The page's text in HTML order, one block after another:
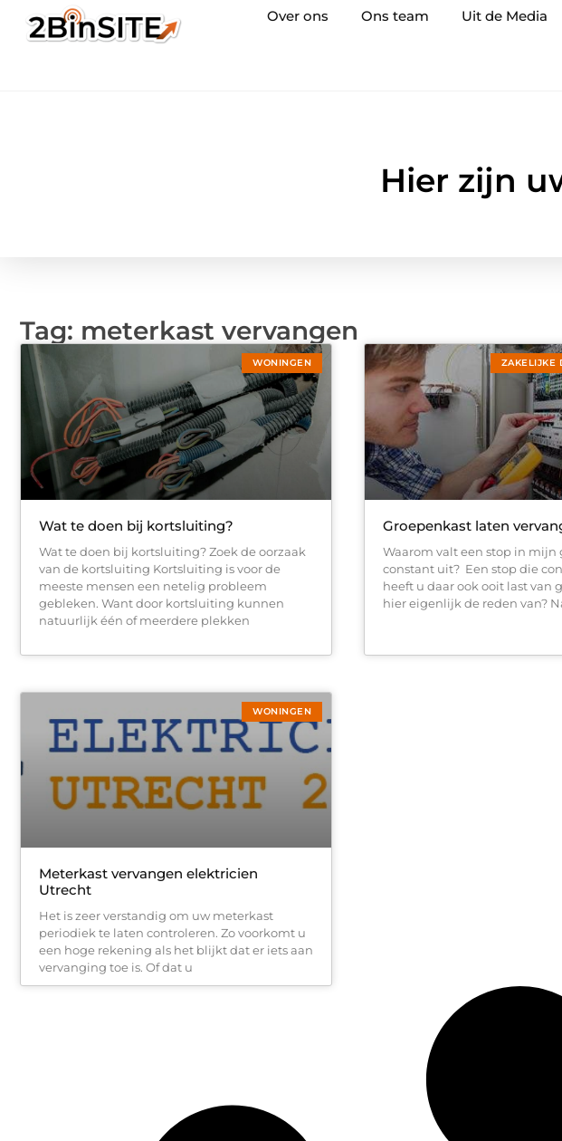
Over ons Ons team Uit de Media
Hier zijn
Tag: meterkast vervangen
WONINGEN
Wat te doen bij kortsluiting?
Wat te doen bij kortsluiting? Zoek de oorzaak
van de kortsluiting Kortsluiting is voor de
meeste mensen een netelig probleem
gebleken. Want door kortsluiting kunnen
natuurlijk één of meerdere plekken
ZAKELIJKE
Groepenkast laten
Waarom valt een stop in mijn
constant uit? Een stop die
heeft u daar ook ooit last van
hier eigenlijk de reden van?
WONINGEN
Meterkast vervangen elektricien
Utrecht
Het is zeer verstandig om uw meterkast
periodiek te laten controleren. Zo voorkomt u
een hoge rekening als het blijkt dat er iets aan
vervanging toe is. Of dat u